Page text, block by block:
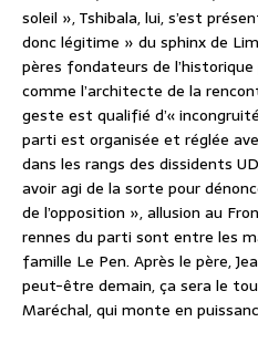
soleil », Tshibala, lui, s’est
donc légitime » du sphinx de
pères fondateurs de
comme l’architecte de la
geste est qualifié d’«
parti est organisée et réglée
dans les rangs des dissidents
avoir agi de la sorte pour
de l’opposition », allusion au
rennes du parti sont entre les
famille Le Pen. Après le père,
peut-être demain, ça sera le
Maréchal, qui monte en